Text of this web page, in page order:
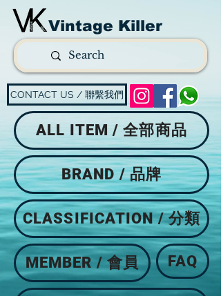
Vintage Killer
CONTACT US / 聯繫我們
ALL ITEM / 全部商品
BRAND / 品牌
CLASSIFICATION / 分類
MEMBER / 會員 FAQ